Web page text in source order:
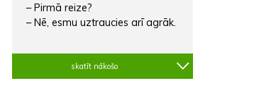
– Pirmā reize?
– Nē, esmu uztraucies arī agrāk.
skatīt nākošo